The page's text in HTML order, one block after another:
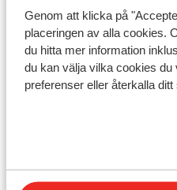
Genom att klicka på
placeringen av alla cookies.
du hitta mer information
du kan välja vilka cookies du
preferenser eller återkalla
Liftkort
Skidskola